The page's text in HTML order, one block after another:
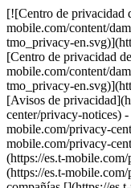
[![Centro de privacidad
mobile.com/content/
tmo_privacy-
[Centro de privacidad
mobile.com/content/
tmo_privacy-
[Avisos de
center/privacy-notices)
mobile.com/privacy-
mobile.com/privacy-
(https://es.t-
(https://es.t-